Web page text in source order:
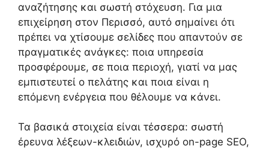
αναζήτησης και σωστή στόχευση. Για μια
επιχείρηση στον Περισσό, αυτό σημαίνει ότι
πρέπει να χτίσουμε σελίδες που απαντούν σε
πραγματικές ανάγκες: ποια υπηρεσία
προσφέρουμε, σε ποια περιοχή, γιατί να μας
εμπιστευτεί ο πελάτης και ποια είναι η
επόμενη ενέργεια που θέλουμε να κάνει.
Τα βασικά στοιχεία είναι τέσσερα: σωστή
έρευνα λέξεων-κλειδιών, ισχυρό on-page SEO,